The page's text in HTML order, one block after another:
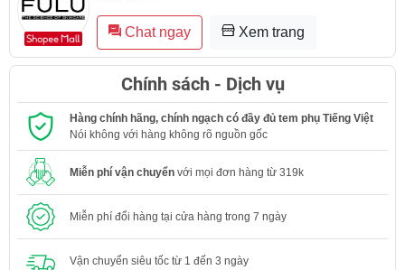
Chat ngay Xem trang
Chính sách - Dịch vụ
Hàng chính hãng, chính ngạch có đầy đủ tem phụ Tiếng Việt
Nói không với hàng không rõ nguồn gốc
Miễn phí vận chuyển với mọi đơn hàng từ 319k
Miễn phí đổi hàng tại cửa hàng trong 7 ngày
Vận chuyển siêu tốc từ 1 đến 3 ngày